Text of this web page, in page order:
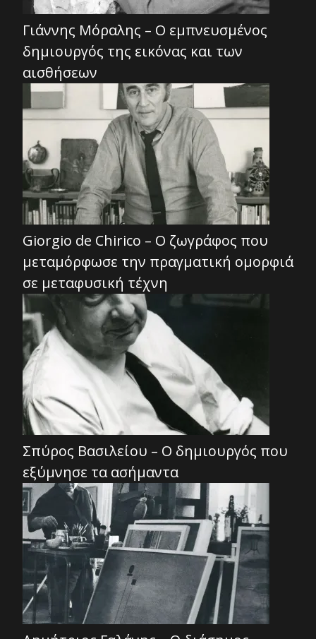
Γιάννης Μόραλης – Ο εμπνευσμένος
δημιουργός της εικόνας και των
αισθήσεων
Giorgio de Chirico – Ο ζωγράφος που
μεταμόρφωσε την πραγματική ομορφιά
σε μεταφυσική τέχνη
Σπύρος Βασιλείου – Ο δημιουργός που
εξύμνησε τα ασήμαντα